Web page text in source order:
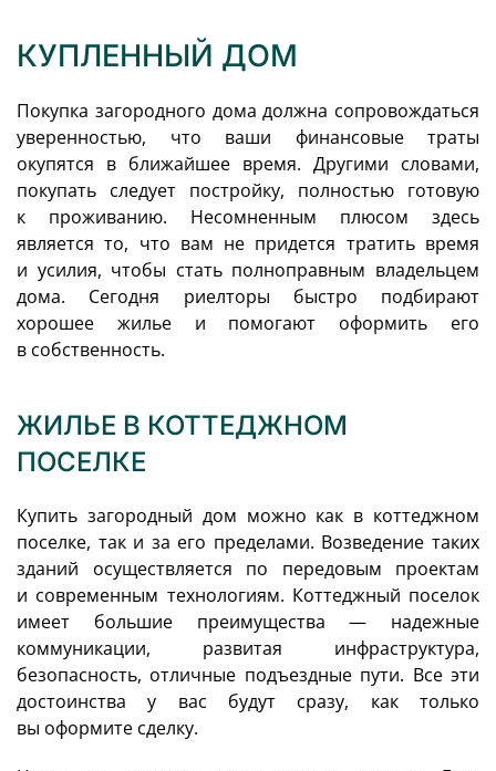
КУПЛЕННЫЙ ДОМ
Покупка загородного дома должна сопровождаться
уверенностью, что ваши финансовые траты
окупятся в ближайшее время. Другими словами,
покупать следует постройку, полностью готовую
к проживанию. Несомненным плюсом здесь
является то, что вам не придется тратить время
и усилия, чтобы стать полноправным владельцем
дома. Сегодня риелторы быстро подбирают
хорошее жилье и помогают оформить его
в собственность.
ЖИЛЬЕ В КОТТЕДЖНОМ
ПОСЕЛКЕ
Купить загородный дом можно как в коттеджном
поселке, так и за его пределами. Возведение таких
зданий осуществляется по передовым проектам
и современным технологиям. Коттеджный поселок
имеет большие преимущества — надежные
коммуникации, развитая инфраструктура,
безопасность, отличные подъездные пути. Все эти
достоинства у вас будут сразу, как только
вы оформите сделку.